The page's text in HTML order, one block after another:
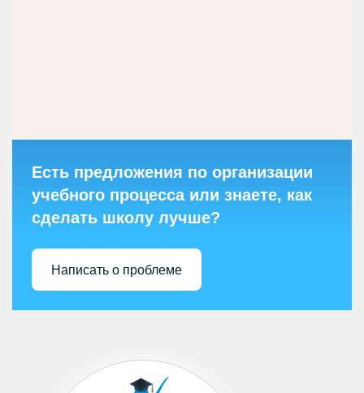
Есть предложения по организации
учебного процесса или знаете, как
сделать школу лучше?
Написать о проблеме